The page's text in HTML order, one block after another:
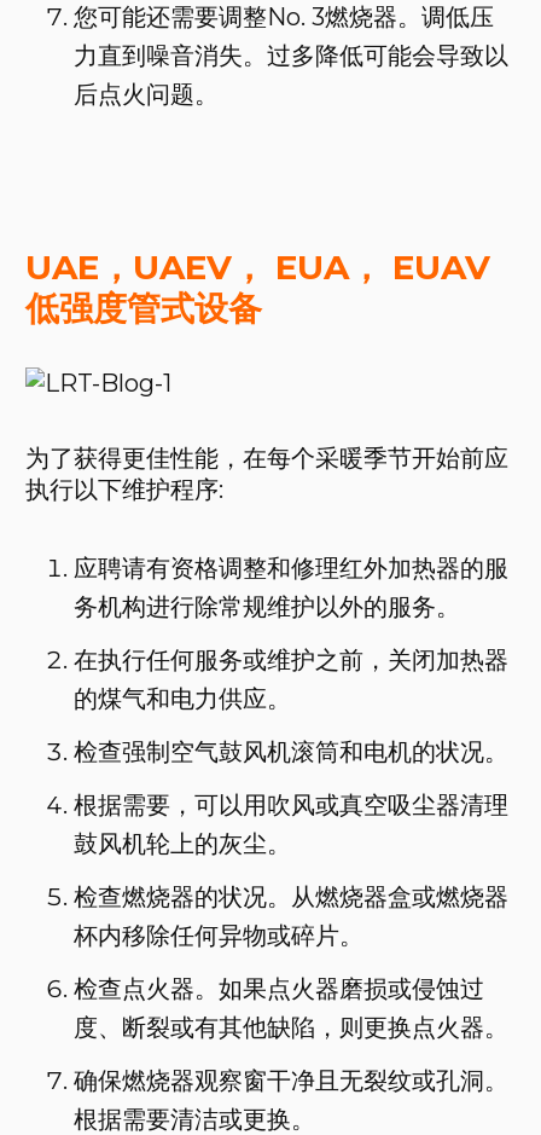
您可能还需要调整No. 3燃烧器。调低压
力直到噪音消失。过多降低可能会导致以
后点火问题。
UAE，UAEV， EUA， EUAV
低强度管式设备
为了获得更佳性能，在每个采暖季节开始前应
执行以下维护程序:
应聘请有资格调整和修理红外加热器的服
务机构进行除常规维护以外的服务。
在执行任何服务或维护之前，关闭加热器
的煤气和电力供应。
检查强制空气鼓风机滚筒和电机的状况。
根据需要，可以用吹风或真空吸尘器清理
鼓风机轮上的灰尘。
检查燃烧器的状况。从燃烧器盒或燃烧器
杯内移除任何异物或碎片。
检查点火器。如果点火器磨损或侵蚀过
度、断裂或有其他缺陷，则更换点火器。
确保燃烧器观察窗干净且无裂纹或孔洞。
根据需要清洁或更换。